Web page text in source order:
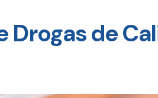
Drogas de